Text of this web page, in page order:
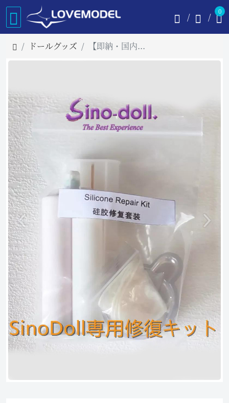
0
ドールグッズ 【即納・国内在庫品・送料無料】Sinodollラブドール 専用修復キット